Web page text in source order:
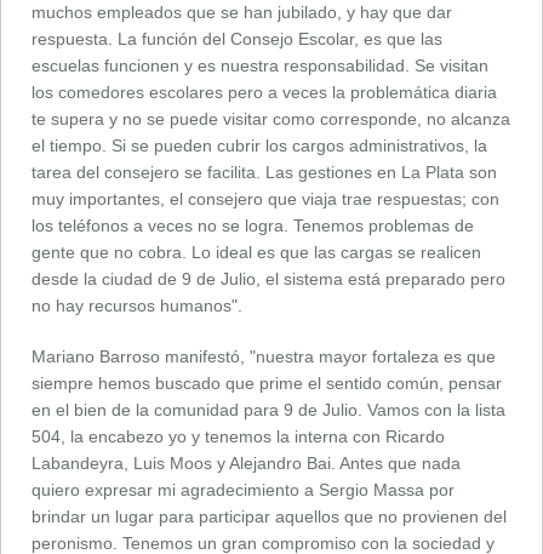
muchos empleados que se han jubilado, y hay que dar
respuesta. La función del Consejo Escolar, es que las
escuelas funcionen y es nuestra responsabilidad. Se visitan
los comedores escolares pero a veces la problemática diaria
te supera y no se puede visitar como corresponde, no alcanza
el tiempo. Si se pueden cubrir los cargos administrativos, la
tarea del consejero se facilita. Las gestiones en La Plata son
muy importantes, el consejero que viaja trae respuestas; con
los teléfonos a veces no se logra. Tenemos problemas de
gente que no cobra. Lo ideal es que las cargas se realicen
desde la ciudad de 9 de Julio, el sistema está preparado pero
no hay recursos humanos".
Mariano Barroso manifestó, "nuestra mayor fortaleza es que
siempre hemos buscado que prime el sentido común, pensar
en el bien de la comunidad para 9 de Julio. Vamos con la lista
504, la encabezo yo y tenemos la interna con Ricardo
Labandeyra, Luis Moos y Alejandro Bai. Antes que nada
quiero expresar mi agradecimiento a Sergio Massa por
brindar un lugar para participar aquellos que no provienen del
peronismo. Tenemos un gran compromiso con la sociedad y